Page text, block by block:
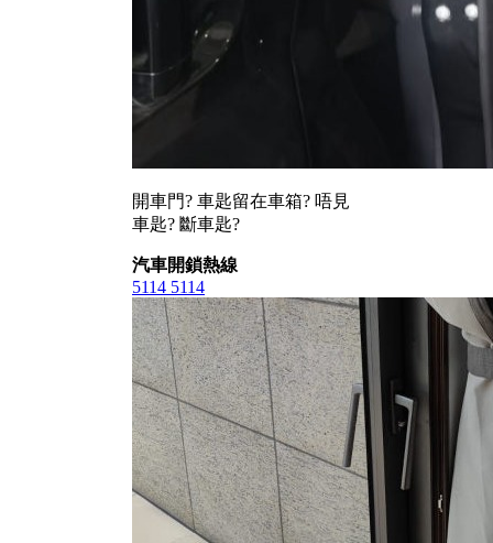
開車門? 車匙留在車箱? 唔見
車匙? 斷車匙?
汽車開鎖熱線
5114 5114